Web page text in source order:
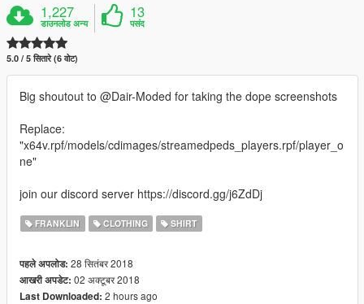
1,227
डाउनलोड अन्य
13
पसंद
5.0 / 5 सितारे (6 वोट)
Big shoutout to @Dair-Moded for taking the dope screenshots
Replace:
"x64v.rpf/models/cdimages/streamedpeds_players.rpf/player_o
ne"
join our discord server https://discord.gg/j6ZdDj
FRANKLIN CLOTHING SHIRT
पहले अपलोड: 28 सितंबर 2018
आखरी अपडेट: 02 अक्टूबर 2018
Last Downloaded: 2 hours ago